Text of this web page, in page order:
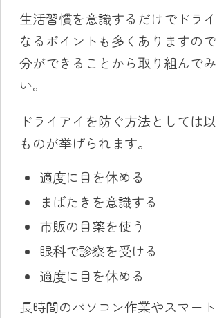
生活習慣を意識するだけでドラ
なるポイントも多くありますの
分ができることから取り組んで
い。
ドライアイを防ぐ方法としては
ものが挙げられます。
適度に目を休める
まばたきを意識する
市販の目薬を使う
眼科で診察を受ける
適度に目を休める
長時間のパソコン作業やスマー